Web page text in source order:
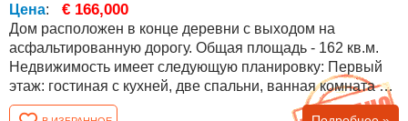
Цена: € 166,000
Дом расположен в конце деревни с выходом на
асфальтированную дорогу. Общая площадь - 162 кв.м.
Недвижимость имеет следующую планировку: Первый
этаж: гостиная с кухней, две спальни, ванная комната с
туалетом, коридор, веранда с барбекю и лестница на